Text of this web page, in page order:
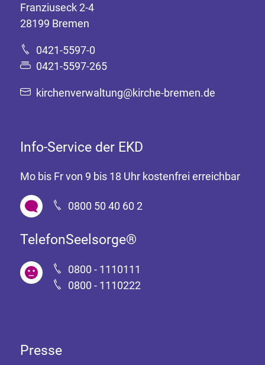
Franziuseck 2-4
28199 Bremen
0421-5597-0
0421-5597-265
kirchenverwaltung@kirche-bremen.de
Info-Service der EKD
Mo bis Fr von 9 bis 18 Uhr kostenfrei erreichbar
0800 50 40 60 2
TelefonSeelsorge®
0800 - 1110111
0800 - 1110222
Presse